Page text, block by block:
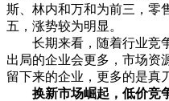
斯、林内和万和为前三，零
五，涨势较为明显。
长期来看，随着行业竞争
出局的企业会更多，市场资
留下来的企业，更多的是真
换新市场崛起，低价竞